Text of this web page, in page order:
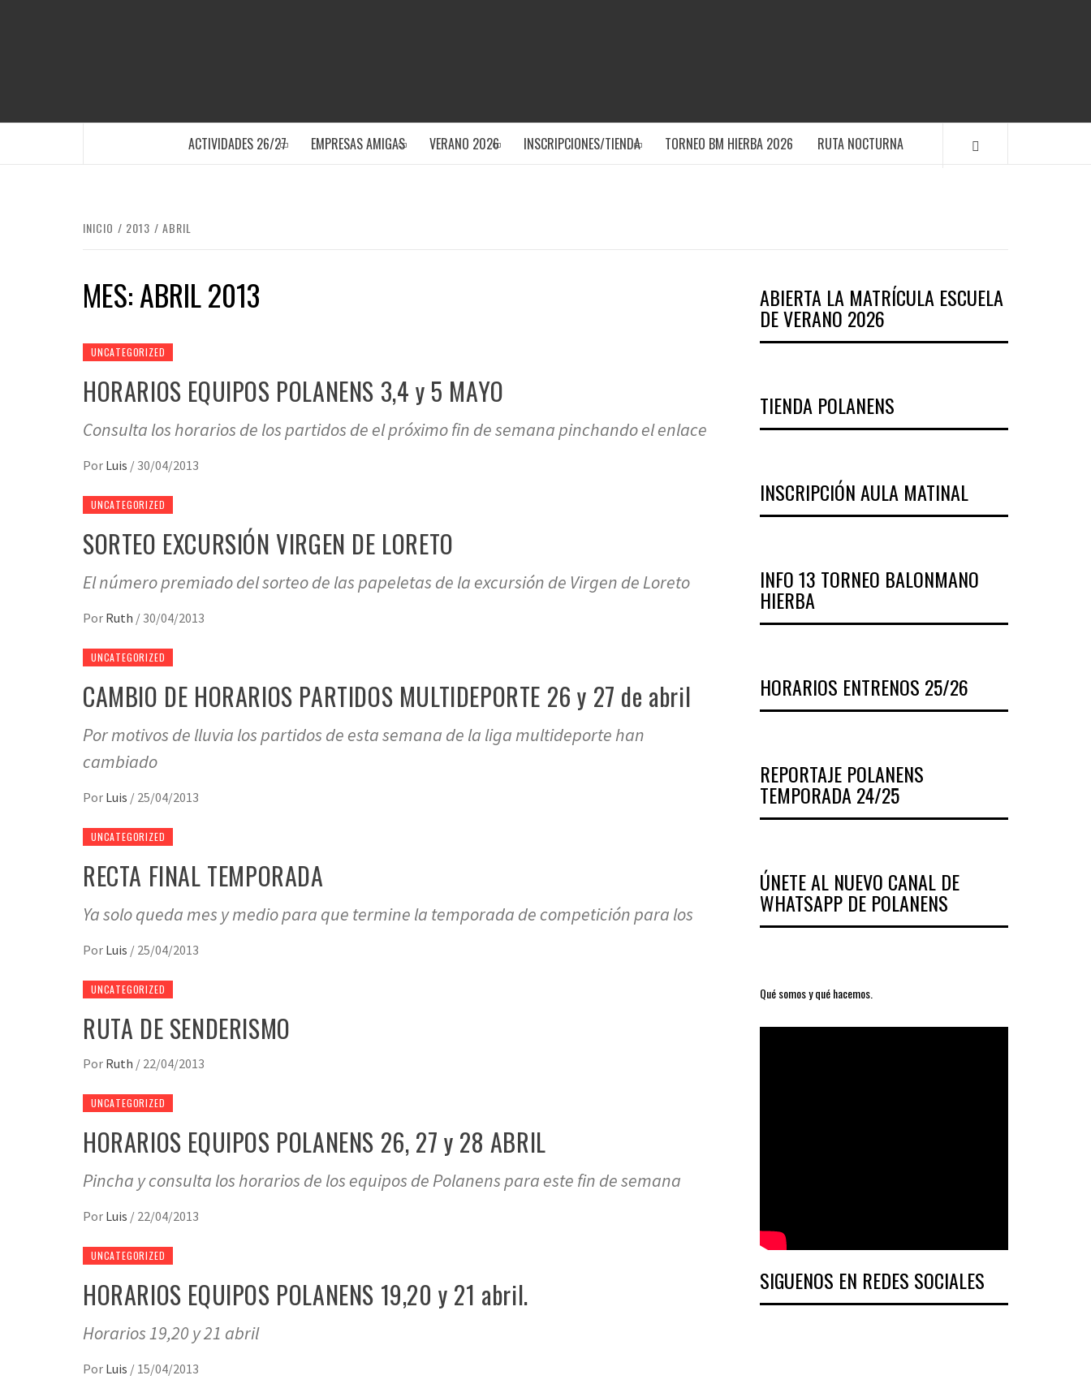
ACTIVIDADES 26/27 EMPRESAS AMIGAS VERANO 2026 INSCRIPCIONES/TIENDA TORNEO BM HIERBA 2026 RUTA NOCTURNA
INICIO 2013 ABRIL
MES:ABRIL 2013
UNCATEGORIZED
HORARIOS EQUIPOS POLANENS 3,4 y 5 MAYO
Consulta los horarios de los partidos de el próximo fin de semana pinchando el enlace
Por Luis / 30/04/2013
UNCATEGORIZED
SORTEO EXCURSIÓN VIRGEN DE LORETO
El número premiado del sorteo de las papeletas de la excursión de Virgen de Loreto
Por Ruth / 30/04/2013
UNCATEGORIZED
CAMBIO DE HORARIOS PARTIDOS MULTIDEPORTE 26 y 27 de abril
Por motivos de lluvia los partidos de esta semana de la liga multideporte han
cambiado
Por Luis / 25/04/2013
UNCATEGORIZED
RECTA FINAL TEMPORADA
Ya solo queda mes y medio para que termine la temporada de competición para los
Por Luis / 25/04/2013
UNCATEGORIZED
RUTA DE SENDERISMO
Por Ruth / 22/04/2013
UNCATEGORIZED
HORARIOS EQUIPOS POLANENS 26, 27 y 28 ABRIL
Pincha y consulta los horarios de los equipos de Polanens para este fin de semana
Por Luis / 22/04/2013
UNCATEGORIZED
HORARIOS EQUIPOS POLANENS 19,20 y 21 abril.
Horarios 19,20 y 21 abril
Por Luis / 15/04/2013
ABIERTA LA MATRÍCULA ESCUELA
DE VERANO 2026
TIENDA POLANENS
INSCRIPCIÓN AULA MATINAL
INFO 13 TORNEO BALONMANO
HIERBA
HORARIOS ENTRENOS 25/26
REPORTAJE POLANENS
TEMPORADA 24/25
ÚNETE AL NUEVO CANAL DE
WHATSAPP DE POLANENS
Qué somos y qué hacemos.
SIGUENOS EN REDES SOCIALES